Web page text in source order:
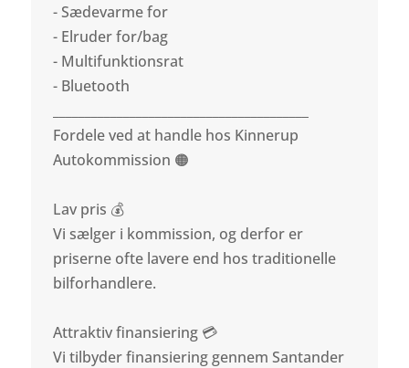
- Sædevarme for
- Elruder for/bag
- Multifunktionsrat
- Bluetooth
Fordele ved at handle hos Kinnerup
Autokommission 🟠
Lav pris 💰
Vi sælger i kommission, og derfor er
priserne ofte lavere end hos traditionelle
bilforhandlere.
Attraktiv finansiering 💳
Vi tilbyder finansiering gennem Santander